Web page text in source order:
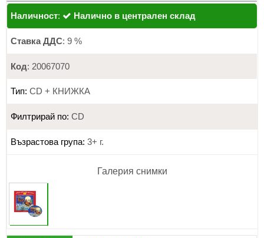
Наличност: Налично в централен склад
Ставка ДДС: 9 %
Код: 20067070
Тип: CD + КНИЖКА
Филтрирай по: CD
Възрастова група: 3+ г.
Галерия снимки